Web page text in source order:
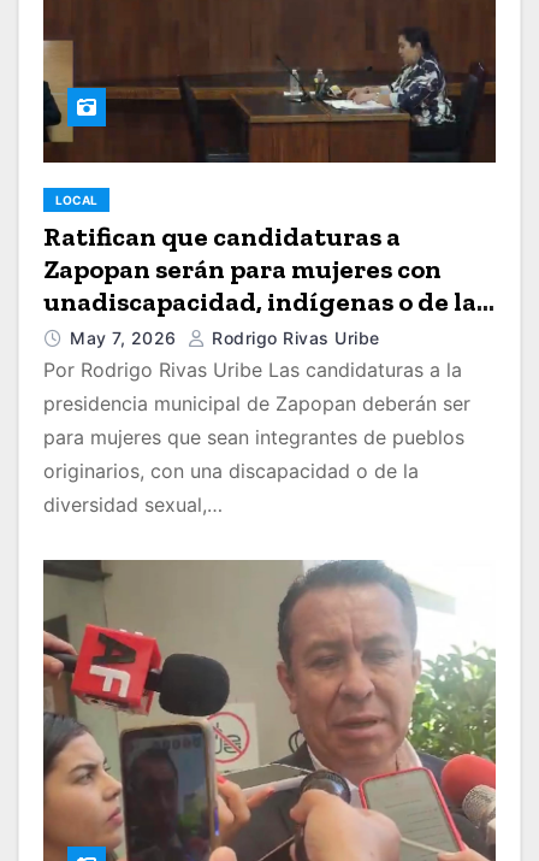
LOCAL
Ratifican que candidaturas a
Zapopan serán para mujeres con
unadiscapacidad, indígenas o de la
diversidad sexual
May 7, 2026 Rodrigo Rivas Uribe
Por Rodrigo Rivas Uribe Las candidaturas a la
presidencia municipal de Zapopan deberán ser
para mujeres que sean integrantes de pueblos
originarios, con una discapacidad o de la
diversidad sexual,…